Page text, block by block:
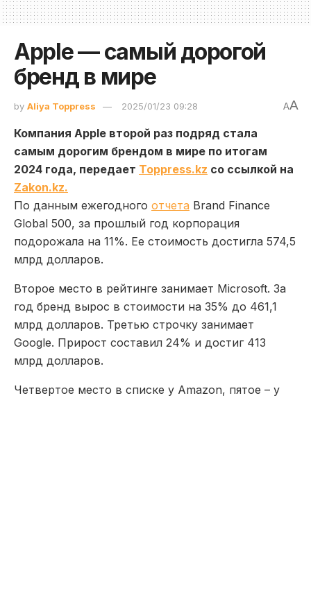
Apple — самый дорогой
бренд в мире
by Aliya Toppress 2025/01/23 09:28 AA
Компания Apple второй раз подряд стала
самым дорогим брендом в мире по итогам
2024 года, передает Toppress.kz со ссылкой на
Zakon.kz.
По данным ежегодного отчета Brand Finance
Global 500, за прошлый год корпорация
подорожала на 11%. Ее стоимость достигла 574,5
млрд долларов.
Второе место в рейтинге занимает Microsoft. За
год бренд вырос в стоимости на 35% до 461,1
млрд долларов. Третью строчку занимает
Google. Прирост составил 24% и достиг 413
млрд долларов.
Четвертое место в списке у Amazon, пятое – у